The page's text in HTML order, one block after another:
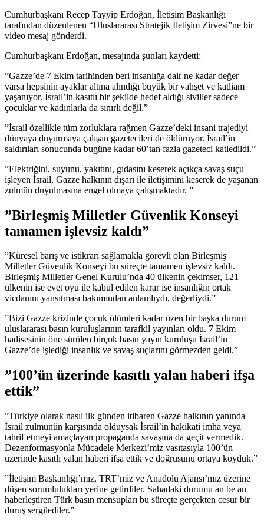
Cumhurbaşkanı Recep Tayyip Erdoğan, İletişim Başkanlığı
tarafından düzenlenen “Uluslararası Stratejik İletişim Zirvesi”ne bir
video mesaj gönderdi.
Cumhurbaşkanı Erdoğan, mesajında şunları kaydetti:
”Gazze’de 7 Ekim tarihinden beri insanlığa dair ne kadar değer
varsa hepsinin ayaklar altına alındığı büyük bir vahşet ve katliam
yaşanıyor. İsrail’in kasıtlı bir şekilde hedef aldığı siviller sadece
çocuklar ve kadınlarla da sınırlı değil.”
”İsrail özellikle tüm zorluklara rağmen Gazze’deki insani trajediyi
dünyaya duyurmaya çalışan gazetecileri de öldürüyor. İsrail’in
saldırıları sonucunda bugüne kadar 60’tan fazla gazeteci katledildi.”
”Elektriğini, suyunu, yakıtını, gıdasını keserek açıkça savaş suçu
işleyen İsrail, Gazze halkının dışarı ile iletişimini keserek de yaşanan
zulmün duyulmasına engel olmaya çalışmaktadır. ”
”Birleşmiş Milletler Güvenlik Konseyi
tamamen işlevsiz kaldı”
”Küresel barış ve istikrarı sağlamakla görevli olan Birleşmiş
Milletler Güvenlik Konseyi bu süreçte tamamen işlevsiz kaldı.
Birleşmiş Milletler Genel Kurulu’nda 40 ülkenin çekimser, 121
ülkenin ise evet oyu ile kabul edilen karar ise insanlığın ortak
vicdanını yansıtması bakımından anlamlıydı, değerliydi.”
”Bizi Gazze krizinde çocuk ölümleri kadar üzen bir başka durum
uluslararası basın kuruluşlarının tarafkil yayınları oldu. 7 Ekim
hadisesinin öne sürülen birçok basın yayın kuruluşu İsrail’in
Gazze’de işlediği insanlık ve savaş suçlarını görmezden geldi.”
”100’ün üzerinde kasıtlı yalan haberi ifşa
ettik”
”Türkiye olarak nasıl ilk günden itibaren Gazze halkının yanında
İsrail zulmünün karşısında olduysak İsrail’in hakikati imha veya
tahrif etmeyi amaçlayan propaganda savaşına da geçit vermedik.
Dezenformasyonla Mücadele Merkezi’miz vasıtasıyla 100’ün
üzerinde kasıtlı yalan haberi ifşa ettik ve doğrusunu ortaya koyduk.”
”İletişim Başkanlığı’mız, TRT’miz ve Anadolu Ajansı’mız üzerine
düşen sorumlulukları yerine getirdiler. Sahadaki durumu an be an
haberleştiren Türk basın mensupları bu süreçte gerçekten cesur bir
duruş sergilediler.”